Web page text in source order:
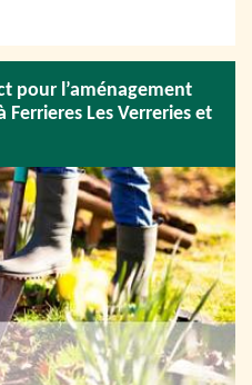
pour l’aménagement
Les Verreries et